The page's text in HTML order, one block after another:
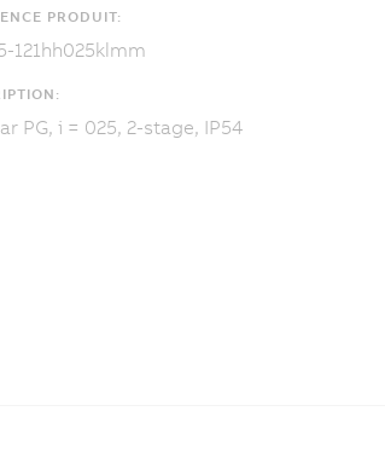
PRODUIT:
121hh025klmm
PG, i = 025, 2-stage, IP54